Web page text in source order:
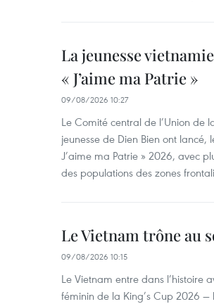
La jeunesse
« J’aime ma Patrie »
09/08/2026 10:27
Le Comité central de l’Union de
jeunesse de Dien Bien ont lancé,
J’aime ma Patrie » 2026, avec
des populations des zones
Le Vietnam trône au
09/08/2026 10:15
Le Vietnam entre dans
féminin de la King’s Cup 2026